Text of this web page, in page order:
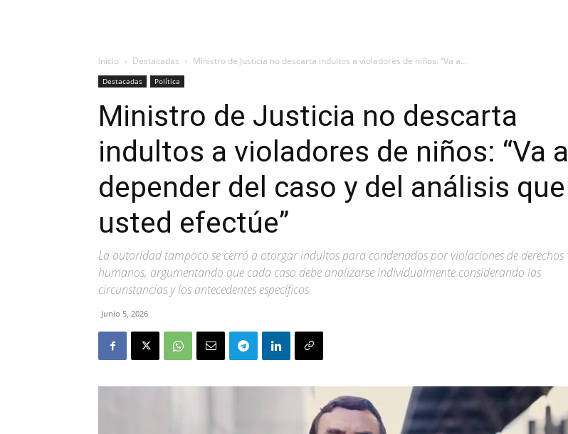
Inicio Destacadas Ministro de Justicia no descarta indultos a violadores de niños: “Va a...
Destacadas Política
Ministro de Justicia no descarta
indultos a violadores de niños: “Va a
depender del caso y del análisis que
usted efectúe”
La autoridad tampoco se cerró a otorgar indultos para condenados por violaciones de derechos
humanos, argumentando que cada caso debe analizarse individualmente considerando las
circunstancias y los antecedentes específicos.
Junio 5, 2026